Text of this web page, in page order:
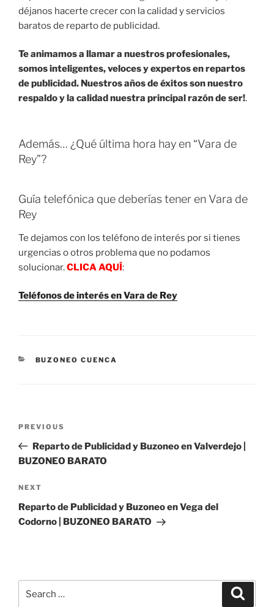
déjanos hacerte crecer con la calidad y servicios
baratos de reparto de publicidad.
Te animamos a llamar a nuestros profesionales,
somos inteligentes, veloces y expertos en repartos
de publicidad. Nuestros años de éxitos son nuestro
respaldo y la calidad nuestra principal razón de ser!.
Además… ¿Qué última hora hay en “Vara de
Rey”?
Guía telefónica que deberías tener en Vara de
Rey
Te dejamos con los teléfono de interés por si tienes
urgencias o otros problema que no podamos
solucionar.CLICA AQUÍ:
Teléfonos de interés en Vara de Rey
CATEGORIES
BUZONEO CUENCA
Previous
Post
PREVIOUS
Reparto de Publicidad y Buzoneo en Valverdejo |
BUZONEO BARATO
Next
Post
NEXT
Reparto de Publicidad y Buzoneo en Vega del
Codorno | BUZONEO BARATO